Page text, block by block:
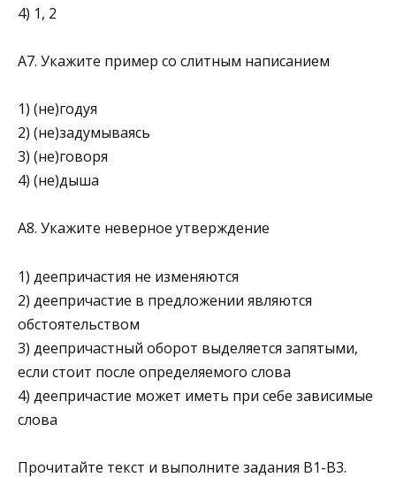
4) 1, 2
А7. Укажите пример со слитным написанием
1) (не)годуя
2) (не)задумываясь
3) (не)говоря
4) (не)дыша
А8. Укажите неверное утверждение
1) деепричастия не изменяются
2) деепричастие в предложении являются
обстоятельством
3) деепричастный оборот выделяется запятыми,
если стоит после определяемого слова
4) деепричастие может иметь при себе зависимые
слова
Прочитайте текст и выполните задания B1-B3.